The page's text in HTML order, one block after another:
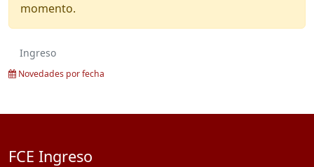
momento.
Ingreso
Novedades por fecha
FCE Ingreso